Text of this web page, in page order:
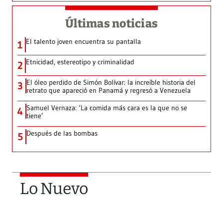
Últimas noticias
1 El talento joven encuentra su pantalla​
2 Etnicidad, estereotipo y criminalidad
3 El óleo perdido de Simón Bolívar: la increíble historia del
retrato que apareció en Panamá y regresó a Venezuela
4 Samuel Vernaza: ‘La comida más cara es la que no se
tiene’
5 Después de las bombas
Lo Nuevo